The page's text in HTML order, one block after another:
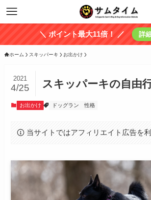
＼ ポイント最大11倍！ ／ 詳
ホーム スキッパーキ お出かけ
スキッパーキの自由
2021
4/25
お出かけ ドッグラン 性格
当サイトではアフィリエイト広告を